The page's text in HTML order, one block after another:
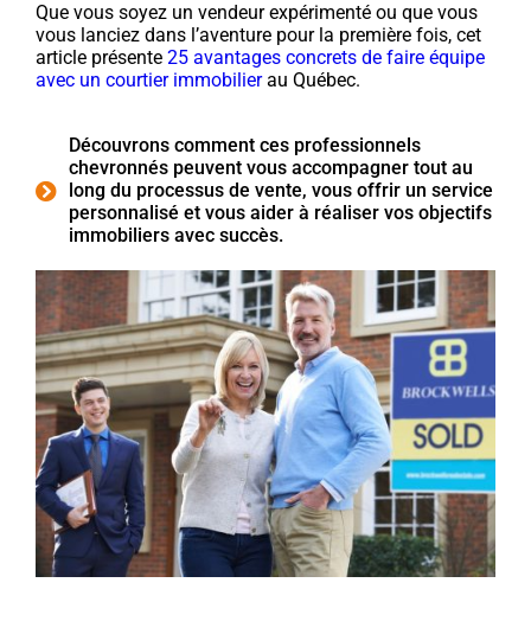
Que vous soyez un vendeur expérimenté ou que vous
vous lanciez dans l’aventure pour la première fois, cet
article présente 25 avantages concrets de faire équipe
avec un courtier immobilierau Québec.
Découvrons comment ces professionnels
chevronnés peuvent vous accompagner tout au
long du processus de vente, vous offrir un service
personnalisé et vous aider à réaliser vos objectifs
immobiliers avec succès.